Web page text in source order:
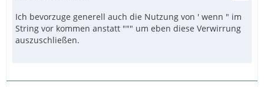
Ich bevorzuge generell auch die Nutzung von ' wenn " im
String vor kommen anstatt """ um eben diese Verwirrung
auszuschließen.